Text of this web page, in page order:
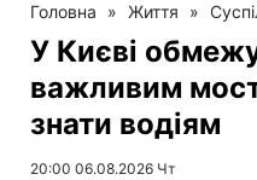
Головна » Життя »
У Києві
важливим
знати водіям
20:00 06.08.2026 Чт